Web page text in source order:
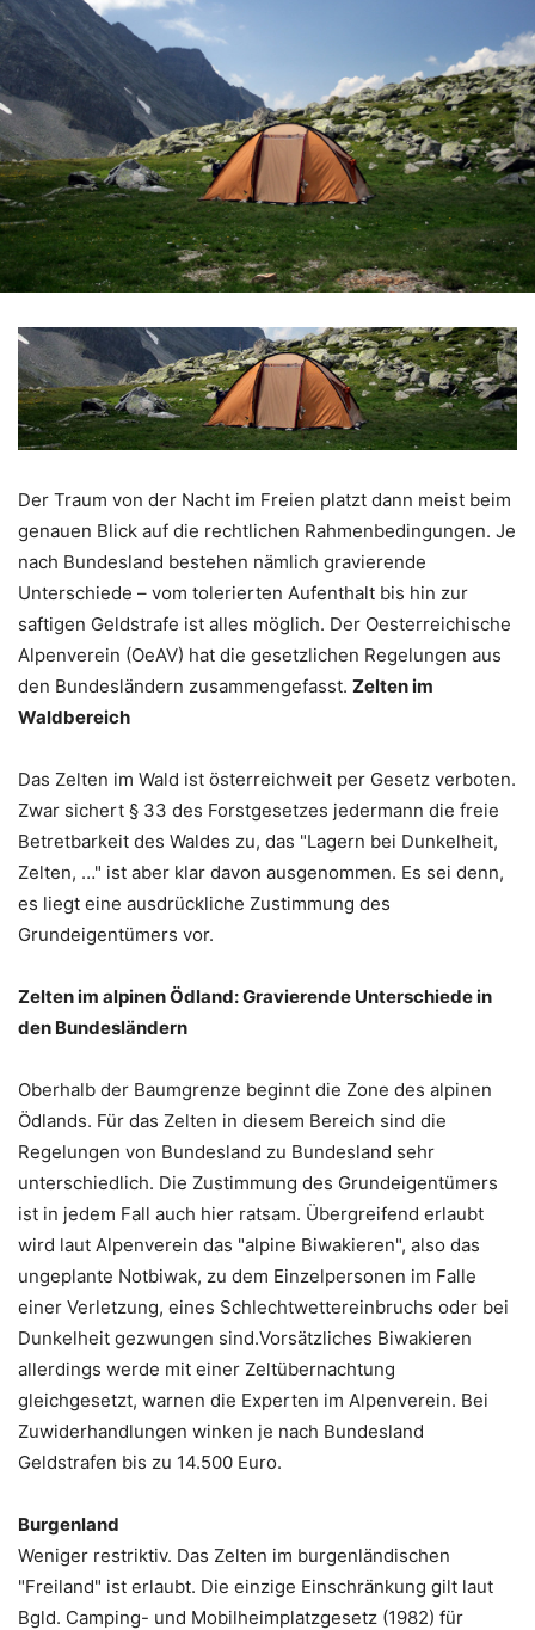
Der Traum von der Nacht im Freien platzt dann meist beim
genauen Blick auf die rechtlichen Rahmenbedingungen. Je
nach Bundesland bestehen nämlich gravierende
Unterschiede – vom tolerierten Aufenthalt bis hin zur
saftigen Geldstrafe ist alles möglich. Der Oesterreichische
Alpenverein (OeAV) hat die gesetzlichen Regelungen aus
den Bundesländern zusammengefasst. Zelten im
Waldbereich
Das Zelten im Wald ist österreichweit per Gesetz verboten.
Zwar sichert § 33 des Forstgesetzes jedermann die freie
Betretbarkeit des Waldes zu, das "Lagern bei Dunkelheit,
Zelten, …" ist aber klar davon ausgenommen. Es sei denn,
es liegt eine ausdrückliche Zustimmung des
Grundeigentümers vor.
Zelten im alpinen Ödland: Gravierende Unterschiede in
den Bundesländern
Oberhalb der Baumgrenze beginnt die Zone des alpinen
Ödlands. Für das Zelten in diesem Bereich sind die
Regelungen von Bundesland zu Bundesland sehr
unterschiedlich. Die Zustimmung des Grundeigentümers
ist in jedem Fall auch hier ratsam. Übergreifend erlaubt
wird laut Alpenverein das "alpine Biwakieren", also das
ungeplante Notbiwak, zu dem Einzelpersonen im Falle
einer Verletzung, eines Schlechtwettereinbruchs oder bei
Dunkelheit gezwungen sind.Vorsätzliches Biwakieren
allerdings werde mit einer Zeltübernachtung
gleichgesetzt, warnen die Experten im Alpenverein. Bei
Zuwiderhandlungen winken je nach Bundesland
Geldstrafen bis zu 14.500 Euro.
Burgenland
Weniger restriktiv. Das Zelten im burgenländischen
"Freiland" ist erlaubt. Die einzige Einschränkung gilt laut
Bgld. Camping- und Mobilheimplatzgesetz (1982) für